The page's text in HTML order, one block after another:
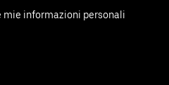
mie informazioni personali